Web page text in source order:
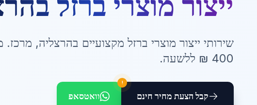
שירותי ייצור מוצרי ברזל מקצועיים בהרצליה, מרכז.
400 ₪ ללשעה.
קבל הצעת מחיר חינם
!
וואטסאפ